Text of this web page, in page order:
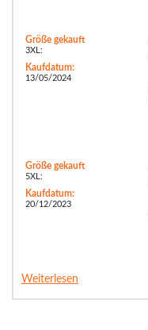
Größe gekauft
3XL:
Kaufdatum:
13/05/2024
Größe gekauft
5XL:
Kaufdatum:
20/12/2023
Weiterlesen